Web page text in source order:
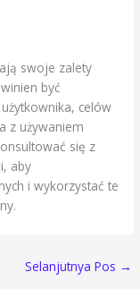
swoje zalety
być
celów
z używaniem
się z
aby
i wykorzystać te
Selanjutnya Pos →